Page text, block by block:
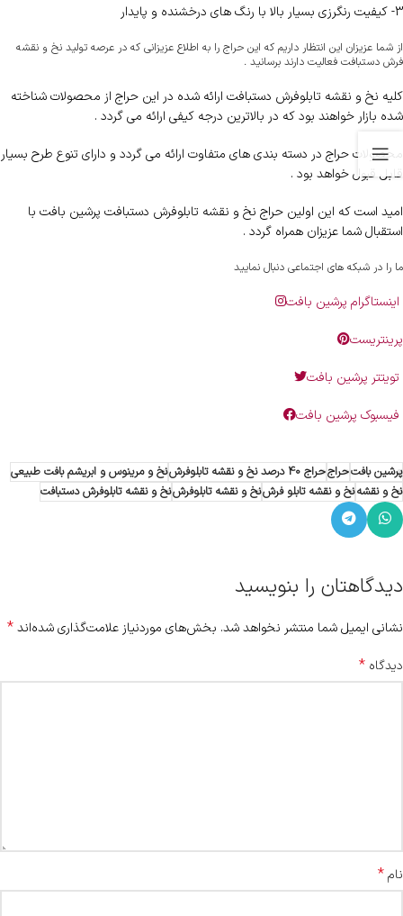
3- کیفیت رنگرزی بسیار بالا با رنگ های درخشنده و پایدار
از شما عزیزان این انتظار داریم که این حراج را به اطلاع عزیزانی که در عرصه تولید نخ و نقشه
فرش دستبافت فعالیت دارند برسانید .
کلیه نخ و نقشه تابلوفرش دستبافت ارائه شده در این حراج از محصولات شناخته
شده بازار خواهند بود که در بالاترین درجه کیفی ارائه می گردد .
محصولات حراج در دسته بندی های متفاوت ارائه می گردد و دارای تنوع طرح بسیار
قابل قبول خواهد بود .
امید است که این اولین حراج نخ و نقشه تابلوفرش دستبافت پرشین بافت با
استقبال شما عزیزان همراه گردد .
ما را در شبکه های اجتماعی دنبال نمایید
اینستاگرام پرشین بافت
پرینتریست
تویتتر پرشین بافت
فیسبوک پرشین بافت
پرشین بافتحراجحراج 40 درصد نخ و نقشه تابلوفرش
نخ و مرینوس و ابریشم بافت طبیعی
نخ و نقشهنخ و نقشه تابلو فرشنخ و نقشه تابلوفرشنخ و نقشه تابلوفرش دستبافت
دیدگاهتان را بنویسید
نشانی ایمیل شما منتشر نخواهد شد. بخش‌های موردنیاز علامت‌گذاری شده‌اند*
دیدگاه *
نام*